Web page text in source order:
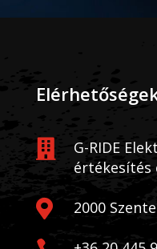

G-RIDE
értékesítés
 2000